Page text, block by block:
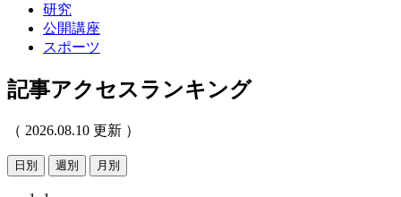
研究
公開講座
スポーツ
記事アクセスランキング
（ 2026.08.10 更新 ）
日別 週別 月別